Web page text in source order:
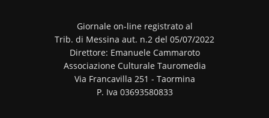
Giornale on-line registrato al
Trib. di Messina aut. n.2 del 05/07/2022
Direttore: Emanuele Cammaroto
Associazione Culturale Tauromedia
Via Francavilla 251 - Taormina
P. Iva 03693580833